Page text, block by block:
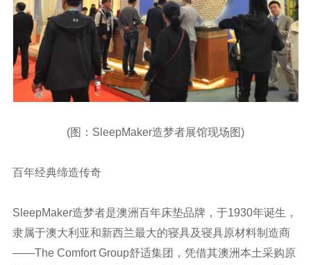
(图：SleepMaker造梦者展馆现场图)
百年经典缔造传奇
SleepMaker造梦者是澳洲百年床垫品牌，于1930年诞生，
隶属于澳大利亚和新西兰最大的寝具及寝具原材料制造商
——The Comfort Group舒适集团，凭借其澳洲本土采购原